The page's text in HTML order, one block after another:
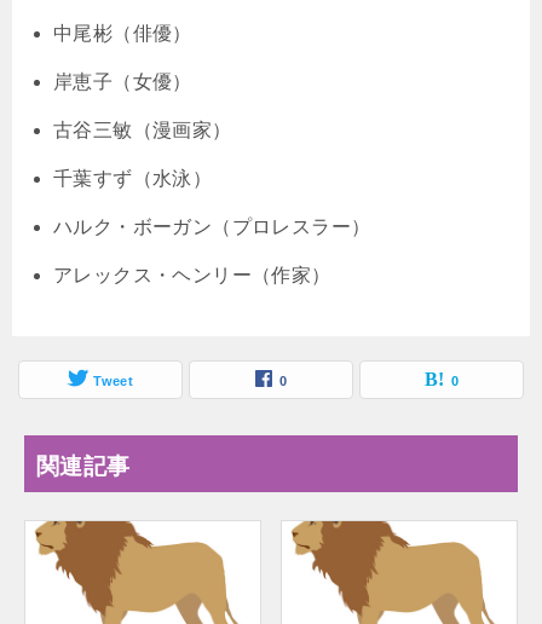
中尾彬（俳優）
岸恵子（女優）
古谷三敏（漫画家）
千葉すず（水泳）
ハルク・ボーガン（プロレスラー）
アレックス・ヘンリー（作家）
Tweet 0 0
関連記事